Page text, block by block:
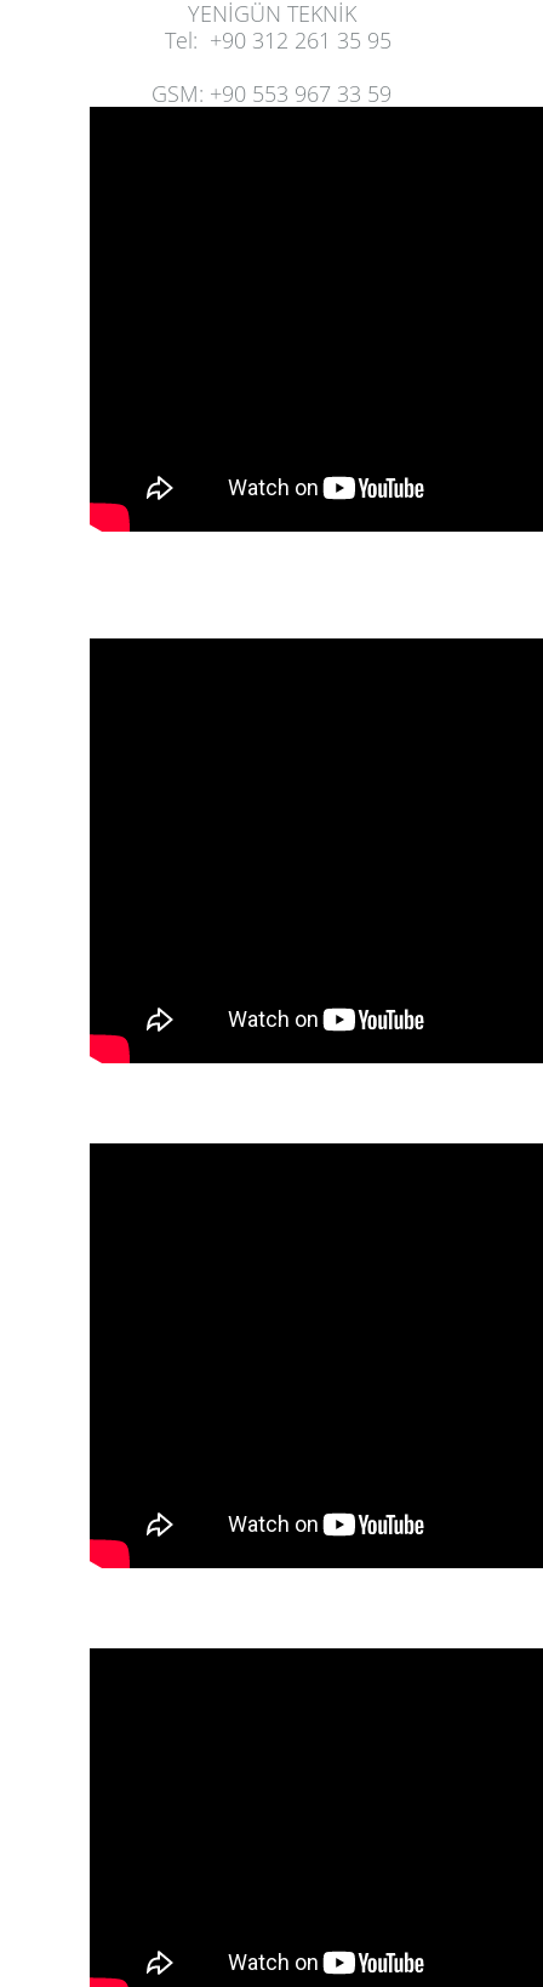
YENİGÜN TEKNİK
Tel: +90 312 261 35 95
GSM: +90 553 967 33 59